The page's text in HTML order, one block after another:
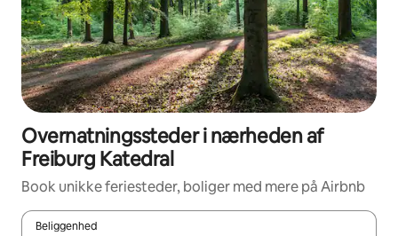
Overnatningssteder i nærheden af
Freiburg Katedral
Book unikke feriesteder, boliger med mere på Airbnb
Beliggenhed